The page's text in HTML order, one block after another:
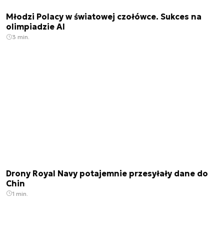
Młodzi Polacy w światowej czołówce. Sukces na
olimpiadzie AI
3 min.
Drony Royal Navy potajemnie przesyłały dane do
Chin
1 min.